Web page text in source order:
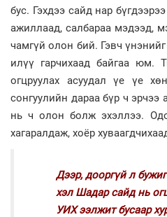
бус. Гэхдээ сайд нар
ажиллаад, салбараа мэдээд,
чамгүй олон бий. Гэвч
илүү гарчихаад байгаа юм.
огцруулах асуудал үе үе
сонгуулийн дараа бүр ч эрчээ
нь ч олон болж эхэллээ.
хагаралдаж, хоёр
Дээр, дооргүй л
хэл Шадар сайд нь
УИХ ээлжит бусаар